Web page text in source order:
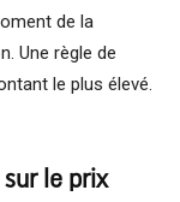
de la
Une règle de
le plus élevé.
le prix